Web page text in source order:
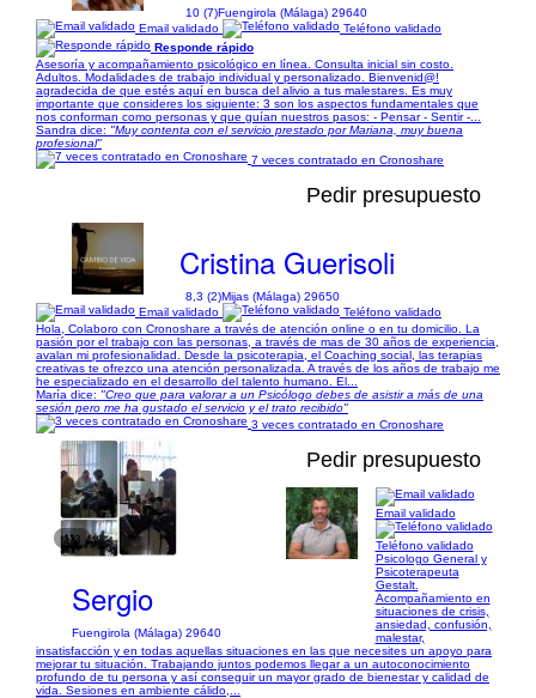
10 (7)Fuengirola (Málaga) 29640
Email validado
Teléfono validado
Responde rápido
Asesoría y acompañamiento psicológico en línea. Consulta inicial sin costo.
Adultos. Modalidades de trabajo individual y personalizado. Bienvenid@!
agradecida de que estés aquí en busca del alivio a tus malestares. Es muy
importante que consideres los siguiente: 3 son los aspectos fundamentales que
nos conforman como personas y que guían nuestros pasos: - Pensar - Sentir -...
Sandra dice: "Muy contenta con el servicio prestado por Mariana, muy buena
profesional"
7 veces contratado en Cronoshare
Pedir presupuesto
Cristina Guerisoli
8,3 (2)Mijas (Málaga) 29650
Email validado
Teléfono validado
Hola, Colaboro con Cronoshare a través de atención online o en tu domicilio. La
pasión por el trabajo con las personas, a través de mas de 30 años de experiencia,
avalan mi profesionalidad. Desde la psicoterapia, el Coaching social, las terapias
creativas te ofrezco una atención personalizada. A través de los años de trabajo me
he especializado en el desarrollo del talento humano. El...
María dice: "Creo que para valorar a un Psicólogo debes de asistir a más de una
sesión pero me ha gustado el servicio y el trato recibido"
3 veces contratado en Cronoshare
1/3
Pedir presupuesto
Sergio
Fuengirola (Málaga) 29640
Email validado
Teléfono validado
Psicologo General y
Psicoterapeuta
Gestalt.
Acompañamiento en
situaciones de crisis,
ansiedad, confusión,
malestar,
insatisfacción y en todas aquellas situaciones en las que necesites un apoyo para
mejorar tu situación. Trabajando juntos podemos llegar a un autoconocimiento
profundo de tu persona y así conseguir un mayor grado de bienestar y calidad de
vida. Sesiones en ambiente cálido,...